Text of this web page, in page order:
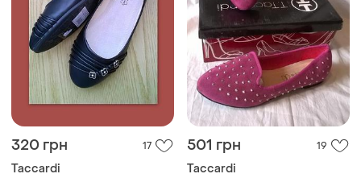
320 грн 17
Taccardi
501 грн 19
Taccardi